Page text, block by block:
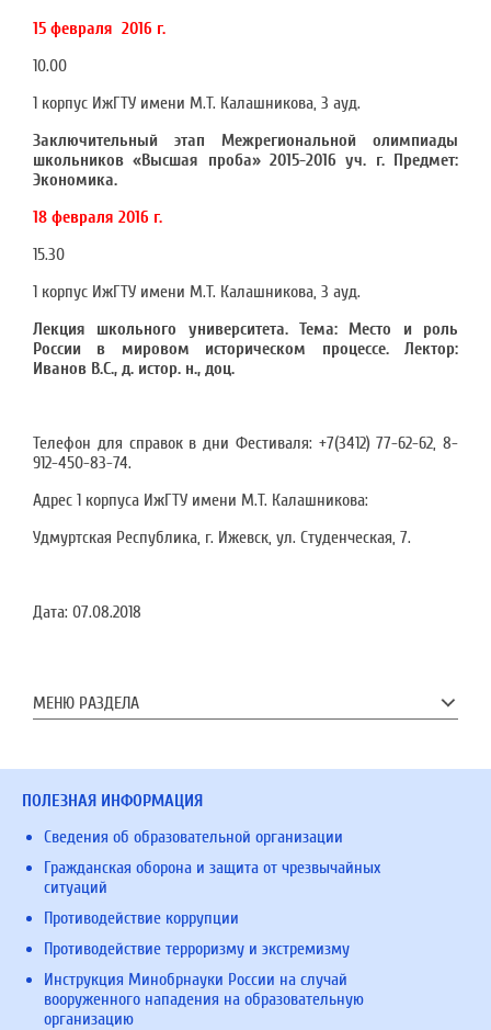
15 февраля 2016 г.
10.00
1 корпус ИжГТУ имени М.Т. Калашникова, 3 ауд.
Заключительный этап Межрегиональной олимпиады
школьников «Высшая проба» 2015-2016 уч. г. Предмет:
Экономика.
18 февраля 2016 г.
15.30
1 корпус ИжГТУ имени М.Т. Калашникова, 3 ауд.
Лекция школьного университета. Тема: Место и роль
России в мировом историческом процессе. Лектор:
Иванов В.С., д. истор. н., доц.
Телефон для справок в дни Фестиваля: +7(3412) 77-62-62, 8-
912-450-83-74.
Адрес 1 корпуса ИжГТУ имени М.Т. Калашникова:
Удмуртская Республика, г. Ижевск, ул. Студенческая, 7.
Дата: 07.08.2018
МЕНЮ РАЗДЕЛА
ПОЛЕЗНАЯ ИНФОРМАЦИЯ
Сведения об образовательной организации
Гражданская оборона и защита от чрезвычайных
ситуаций
Противодействие коррупции
Противодействие терроризму и экстремизму
Инструкция Минобрнауки России на случай
вооруженного нападения на образовательную
организацию